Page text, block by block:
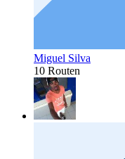
Miguel Silva
10 Routen